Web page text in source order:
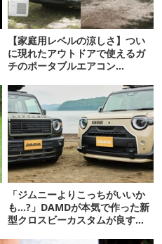
【家庭用レベルの涼しさ】つい
に現れたアウトドアで使えるガ
チのポータブルエアコン
「ジムニーよりこっちがいいか
も…?」DAMDが本気で作った新
型クロスビーカスタムが良すぎ